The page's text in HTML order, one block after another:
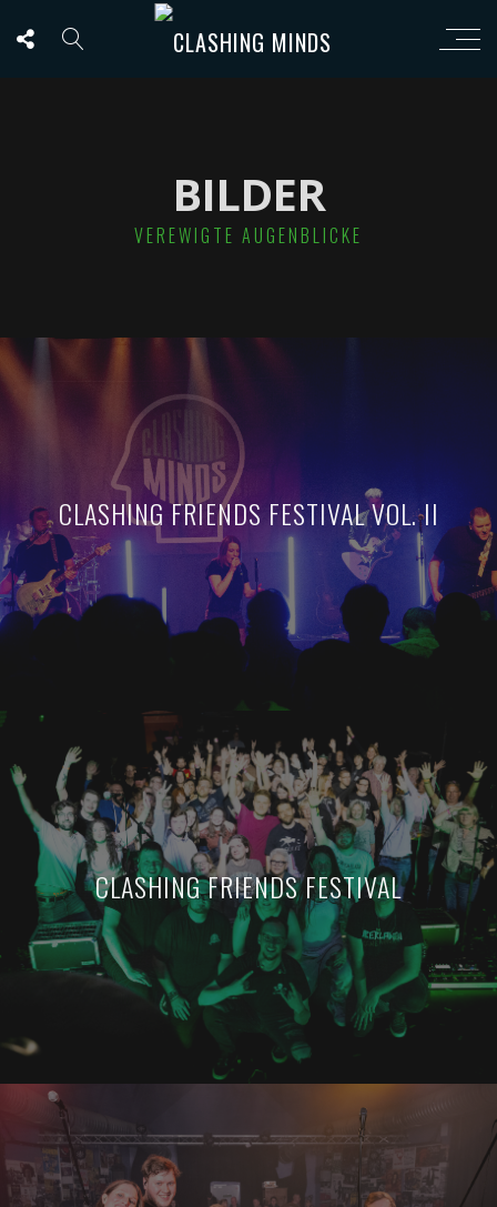
BILDER
VEREWIGTE AUGENBLICKE
CLASHING FRIENDS FESTIVAL VOL. II
CLASHING FRIENDS FESTIVAL